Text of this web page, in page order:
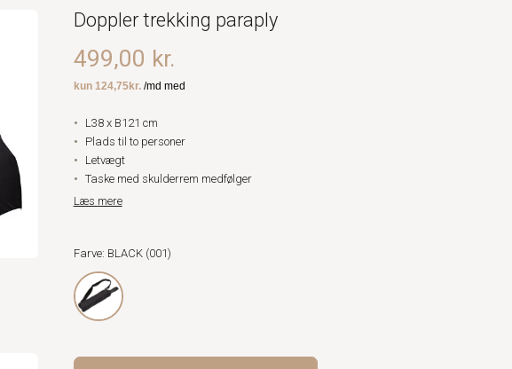
Doppler trekking paraply
499,00 kr.
L38 x B121 cm
Plads til to personer
Letvægt
Taske med skulderrem medfølger
Læs mere
Farve: BLACK (001)